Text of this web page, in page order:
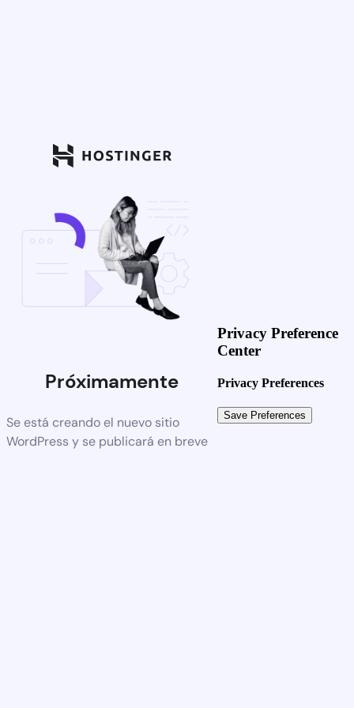
Próximamente
Se está creando el nuevo sitio
WordPress y se publicará en breve
Privacy Preference
Center
Privacy Preferences